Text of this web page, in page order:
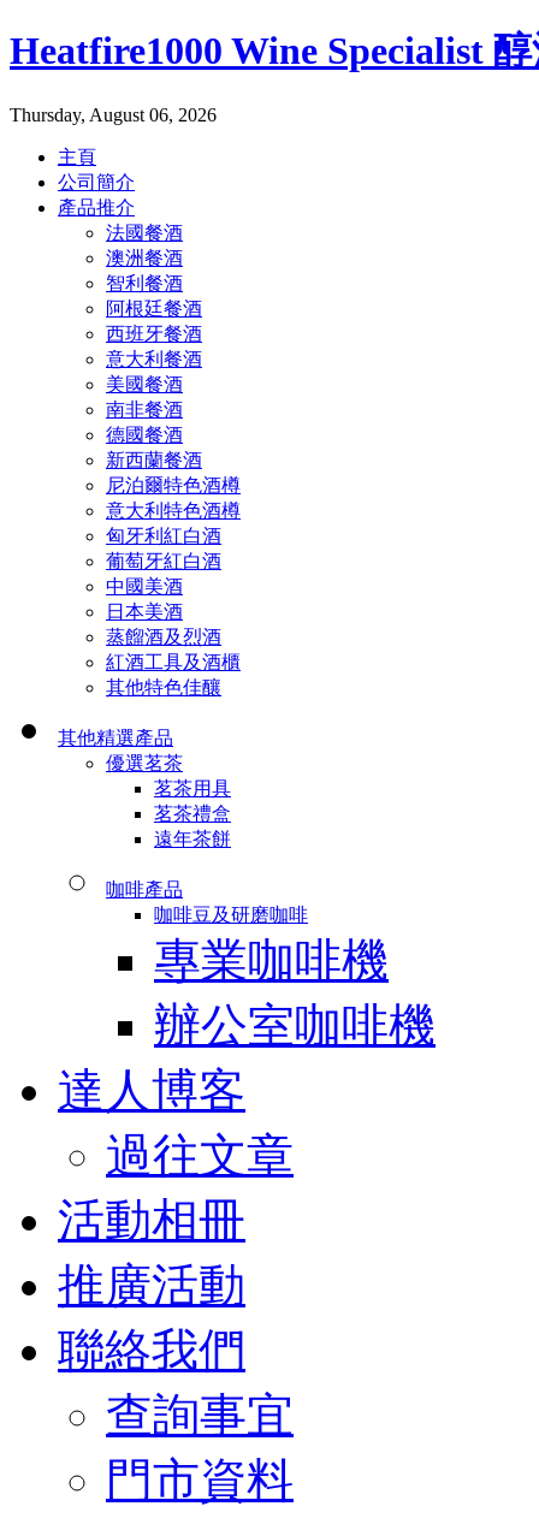
Heatfire1000 Wine Specialist
Thursday, August 06, 2026
主頁
公司簡介
產品推介
法國餐酒
澳洲餐酒
智利餐酒
阿根廷餐酒
西班牙餐酒
意大利餐酒
美國餐酒
南非餐酒
德國餐酒
新西蘭餐酒
尼泊爾特色酒樽
意大利特色酒樽
匈牙利紅白酒
葡萄牙紅白酒
中國美酒
日本美酒
蒸餾酒及烈酒
紅酒工具及酒櫃
其他特色佳釀
其他精選產品
優選茗茶
茗茶用具
茗茶禮盒
遠年茶餅
咖啡產品
咖啡豆及研磨咖啡
專業咖啡機
辦公室咖啡機
達人博客
過往文章
活動相冊
推廣活動
聯絡我們
查詢事宜
門市資料